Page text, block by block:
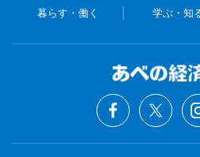
暮らす・働く 学ぶ・知